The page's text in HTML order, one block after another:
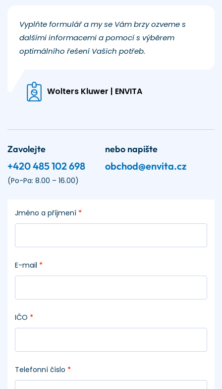
Vyplňte formulář a my se Vám brzy ozveme s
dalšími informacemi a pomocí s výběrem
optimálního řešení Vašich potřeb.
Wolters Kluwer | ENVITA
Zavolejte
+420 485 102 698
(Po-Pa: 8.00 – 16.00)
nebo napište
obchod@envita.cz
Jméno a příjmení *
E-mail *
IČO *
Telefonní číslo *